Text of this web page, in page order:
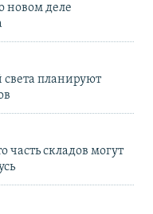
новом деле
света планируют
складов могут